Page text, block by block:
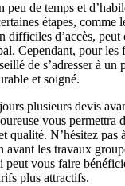
peu de temps et
étapes, comme
difficiles d’accès, peut
Cependant, pour les
de s’adresser à un
et soigné.
plusieurs devis
vous permettra
qualité. N’hésitez pas
avant les travaux
peut vous faire
plus attractifs.